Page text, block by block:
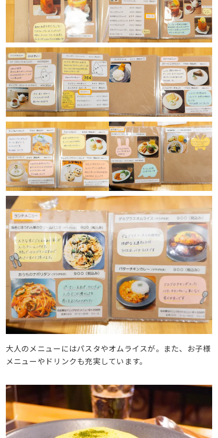
大人のメニューにはパスタやオムライスが。また、お子様
メニューやドリンクも充実しています。